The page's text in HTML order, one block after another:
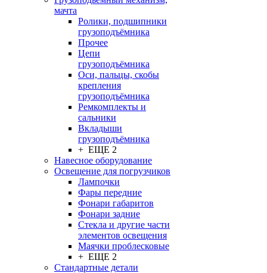
мачта
Ролики, подшипники
грузоподъёмника
Прочее
Цепи
грузоподъёмника
Оси, пальцы, скобы
крепления
грузоподъёмника
Ремкомплекты и
сальники
Вкладыши
грузоподъёмника
+ ЕЩЕ 2
Навесное оборудование
Освещение для погрузчиков
Лампочки
Фары передние
Фонари габаритов
Фонари задние
Стекла и другие части
элементов освещения
Маячки проблесковые
+ ЕЩЕ 2
Стандартные детали